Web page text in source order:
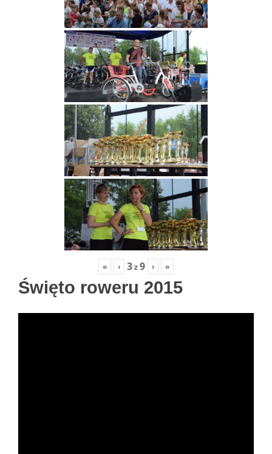
« ‹ 3z9 › »
Święto roweru 2015